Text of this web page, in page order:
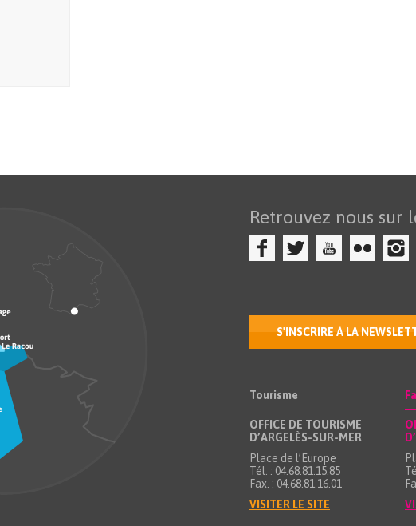
Retrouvez nous sur
S'INSCRIRE À LA
Tourisme
OFFICE DE TOURISME
D’ARGELÈS-SUR-MER
Place de l’Europe
Tél. : 04.68.81.15.85
Fax. : 04.68.81.16.01
VISITER LE SITE